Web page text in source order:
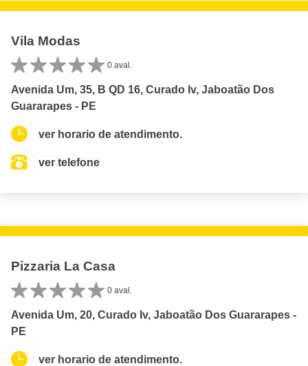
Vila Modas
0 aval.
Avenida Um, 35, B QD 16, Curado Iv, Jaboatão Dos
Guararapes - PE
ver horario de atendimento.
ver telefone
Pizzaria La Casa
0 aval.
Avenida Um, 20, Curado Iv, Jaboatão Dos Guararapes -
PE
ver horario de atendimento.